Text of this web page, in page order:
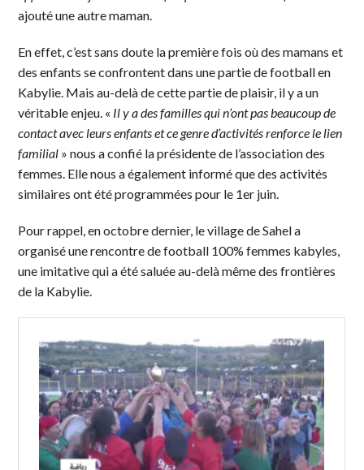
ajouté une autre maman.
En effet, c’est sans doute la première fois où des mamans et
des enfants se confrontent dans une partie de football en
Kabylie. Mais au-delà de cette partie de plaisir, il y a un
véritable enjeu. « Il y a des familles qui n’ont pas beaucoup de
contact avec leurs enfants et ce genre d’activités renforce le lien
familial » nous a confié la présidente de l’association des
femmes. Elle nous a également informé que des activités
similaires ont été programmées pour le 1er juin.
Pour rappel, en octobre dernier, le village de Sahel a
organisé une rencontre de football 100% femmes kabyles,
une imitative qui a été saluée au-delà même des frontières
de la Kabylie.